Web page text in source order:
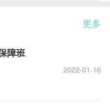
更多
障班
2022-01-16